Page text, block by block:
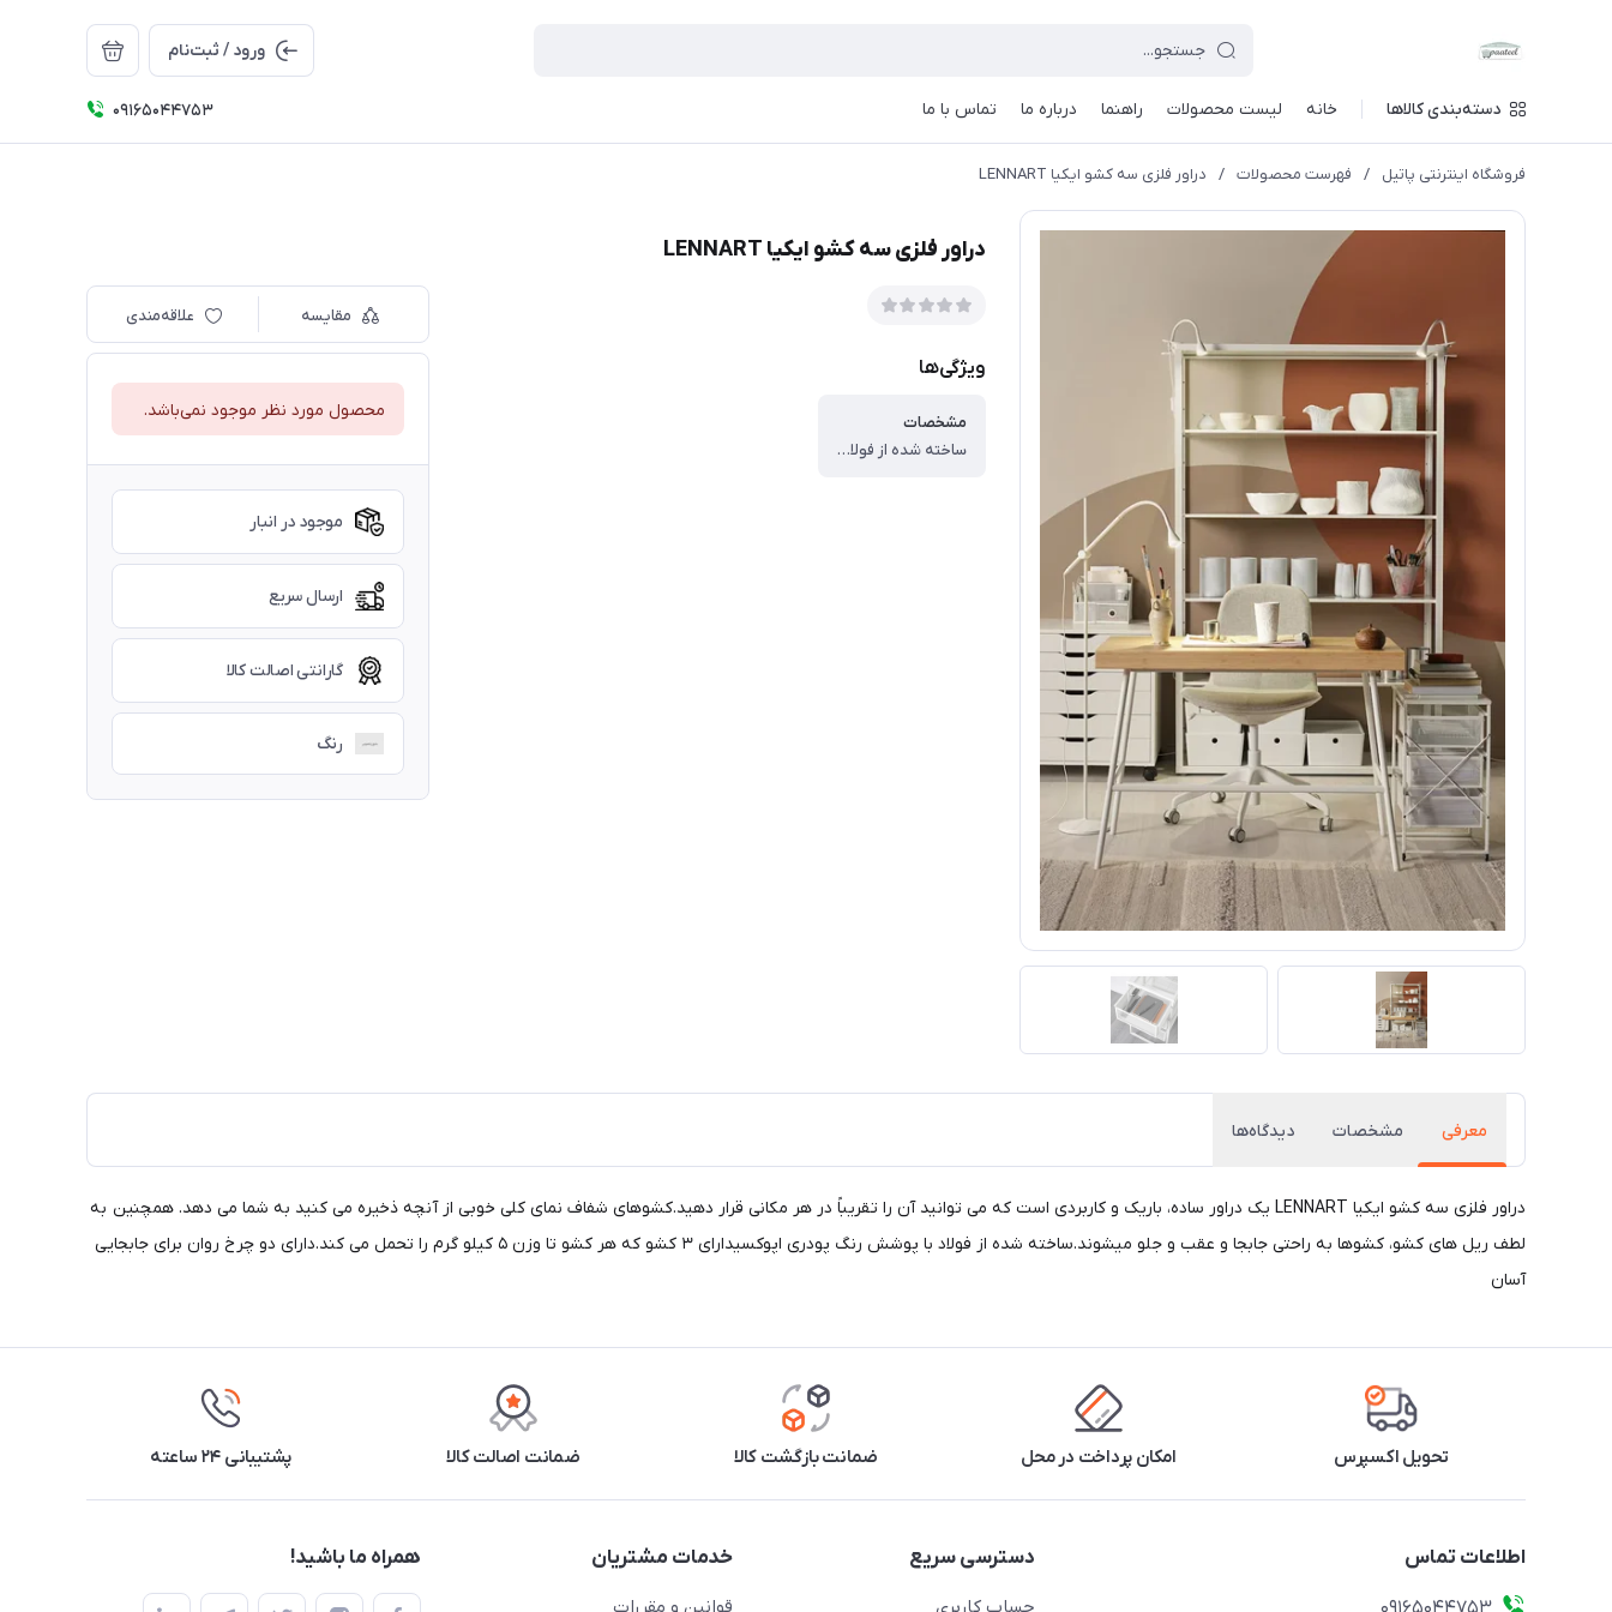
ورود / ثبت‌نام
دسته‌بندی کالاها خانه لیست محصولات راهنما درباره ما تماس با ما 09165044753
فروشگاه اینترنتی پاتیل / فهرست محصولات / دراور فلزی سه کشو ایکیا LENNART
دراور فلزی سه کشو ایکیا LENNART
ویژگی‌ها
مشخصات
ساخته شده از فولاد با پوشش اپوکسی ، دارای ۳ کشو ، از این دراور ایکیا به عنوان جای پیاز و سیب زمینی در آشپزخانه نیز استفاده می شود. ، رنگ : سفید ، دارای دو چرخ روان برای جابجایی آسان ، هر کشو تا وزن ۵ کیلو گرم را تحمل می کند
مقایسه علاقه‌مندی
محصول مورد نظر موجود نمی‌باشد.
موجود در انبار
ارسال سریع
گارانتی اصالت کالا
رنگ
معرفی مشخصات دیدگاه‌ها
دراور فلزی سه کشو ایکیا LENNART یک دراور ساده، باریک و کاربردی است که می توانید آن را تقریباً در هر مکانی قرار دهید.کشوهای شفاف نمای کلی خوبی از آنچه ذخیره می کنید به شما می دهد. همچنین به
لطف ریل های کشو، کشوها به راحتی جابجا و عقب و جلو میشوند.ساخته شده از فولاد با پوشش رنگ پودری اپوکسیدارای ۳ کشو که هر کشو تا وزن ۵ کیلو گرم را تحمل می کند.دارای دو چرخ روان برای جابجایی
آسان
تحویل اکسپرس امکان پرداخت در محل ضمانت بازگشت کالا ضمانت اصالت کالا پشتیبانی ۲۴ ساعته
اطلاعات تماس دسترسی سریع خدمات مشتریان همراه ما باشید!